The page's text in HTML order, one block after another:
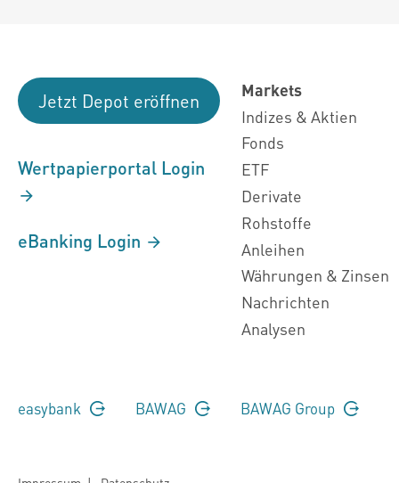
Jetzt Depot eröffnen
Wertpapierportal Login
eBanking Login
Markets
Indizes & Aktien
Fonds
ETF
Derivate
Rohstoffe
Anleihen
Währungen & Zinsen
Nachrichten
Analysen
easybank BAWAG BAWAG Group